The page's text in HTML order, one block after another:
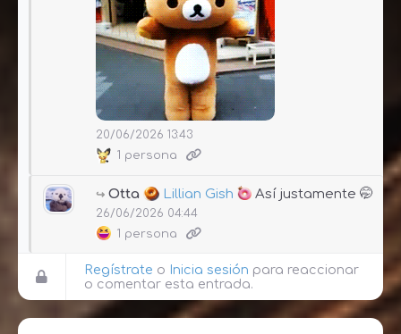
20/06/2026 13:43
1 persona
Otta Lillian Gish Así justamente 🤭
26/06/2026 04:44
1 persona
Regístrate o Inicia sesión para reaccionar
o comentar esta entrada.